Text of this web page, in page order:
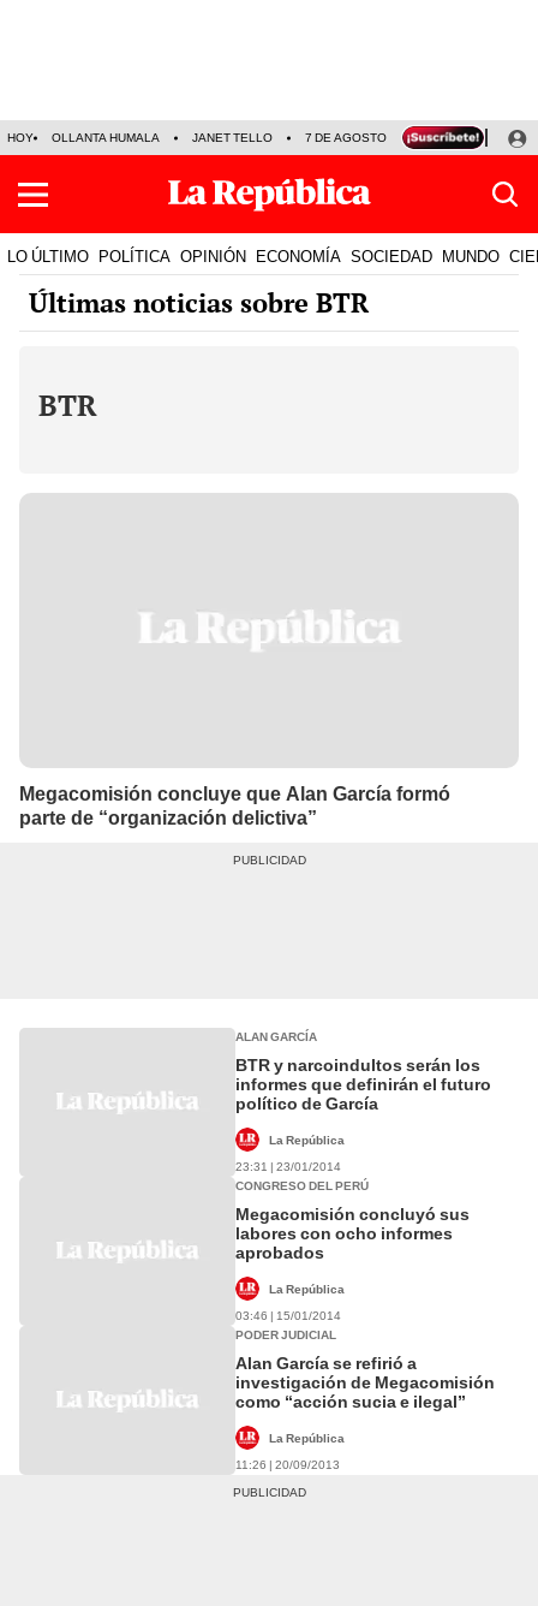
HOY OLLANTA HUMALA JANET TELLO 7 DE AGOSTO TINKA RESULTADOS
LO ÚLTIMO POLÍTICA OPINIÓN ECONOMÍA SOCIEDAD MUNDO
Últimas noticias sobre BTR
BTR
Megacomisión concluye que Alan García formó
parte de “organización delictiva”
ALAN GARCÍA
BTR y narcoindultos serán los
informes que definirán el futuro
político de García
La República
23:31 | 23/01/2014
CONGRESO DEL PERÚ
Megacomisión concluyó sus
labores con ocho informes
aprobados
La República
03:46 | 15/01/2014
PODER JUDICIAL
Alan García se refirió a
investigación de Megacomisión
como “acción sucia e ilegal”
La República
11:26 | 20/09/2013